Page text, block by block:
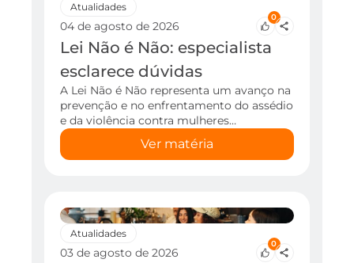
Atualidades
04 de agosto de 2026
0
Lei Não é Não: especialista
esclarece dúvidas
A Lei Não é Não representa um avanço na
prevenção e no enfrentamento do assédio
e da violência contra mulheres…
Ver matéria
Atualidades
03 de agosto de 2026
0